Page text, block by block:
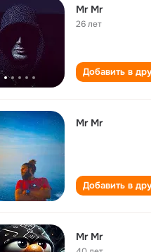
Mr Mr
26 лет
Добавить в
Mr Mr
Добавить в
Mr Mr